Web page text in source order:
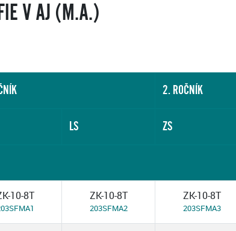
V AJ (M.A.)
2. ROČNÍK
LS ZS
10-8T ZK-10-8T
203SFMA2
ZK-10-8T
203SFMA3